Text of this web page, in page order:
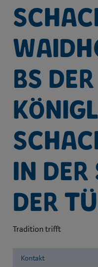
bs der
in
der
Tradition trifft
Kontakt